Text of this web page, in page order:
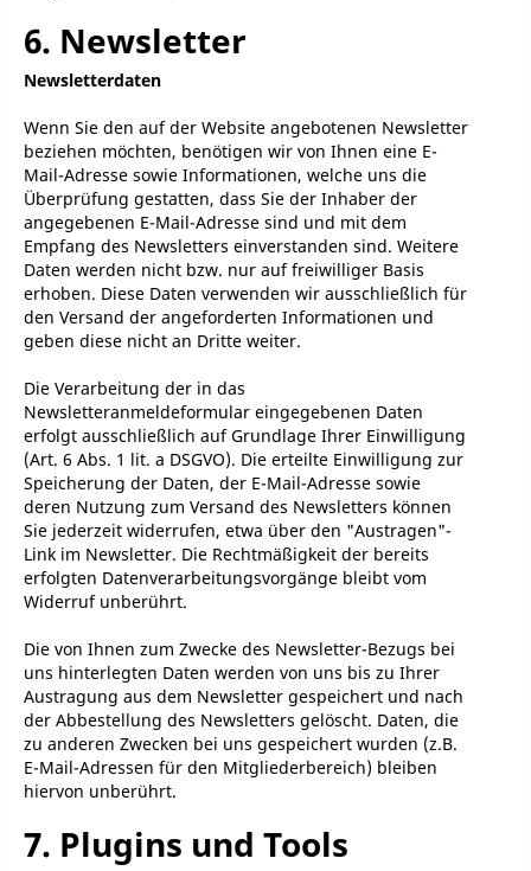
6. Newsletter
Newsletterdaten
Wenn Sie den auf der Website angebotenen Newsletter
beziehen möchten, benötigen wir von Ihnen eine E-
Mail-Adresse sowie Informationen, welche uns die
Überprüfung gestatten, dass Sie der Inhaber der
angegebenen E-Mail-Adresse sind und mit dem
Empfang des Newsletters einverstanden sind. Weitere
Daten werden nicht bzw. nur auf freiwilliger Basis
erhoben. Diese Daten verwenden wir ausschließlich für
den Versand der angeforderten Informationen und
geben diese nicht an Dritte weiter.
Die Verarbeitung der in das
Newsletteranmeldeformular eingegebenen Daten
erfolgt ausschließlich auf Grundlage Ihrer Einwilligung
(Art. 6 Abs. 1 lit. a DSGVO). Die erteilte Einwilligung zur
Speicherung der Daten, der E-Mail-Adresse sowie
deren Nutzung zum Versand des Newsletters können
Sie jederzeit widerrufen, etwa über den "Austragen"-
Link im Newsletter. Die Rechtmäßigkeit der bereits
erfolgten Datenverarbeitungsvorgänge bleibt vom
Widerruf unberührt.
Die von Ihnen zum Zwecke des Newsletter-Bezugs bei
uns hinterlegten Daten werden von uns bis zu Ihrer
Austragung aus dem Newsletter gespeichert und nach
der Abbestellung des Newsletters gelöscht. Daten, die
zu anderen Zwecken bei uns gespeichert wurden (z.B.
E-Mail-Adressen für den Mitgliederbereich) bleiben
hiervon unberührt.
7. Plugins und Tools